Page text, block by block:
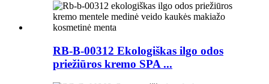
RB-B-00312 Ekologiškas ilgo odos
priežiūros kremo SPA ...